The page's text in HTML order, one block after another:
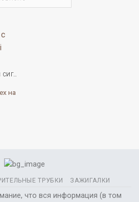
ХЬЮМИДОРЫ ДЛЯ ХРАНЕНИЯ СИГАР
на
ТРУБКИ ЗАЖИГАЛКИ
что вся информация (в том